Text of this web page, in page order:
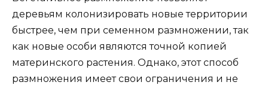
деревьям колонизировать новые территории
быстрее, чем при семенном размножении, так
как новые особи являются точной копией
материнского растения. Однако, этот способ
размножения имеет свои ограничения и не